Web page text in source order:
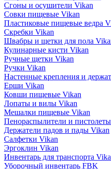
Сгоны и осушители Vikan
Совки пищевые Vikan
Пластиковые пищевые ведра
Скребки Vikan
Швабры и щетки для пола
Кулинарные кисти Vikan
Ручные щетки Vikan
Ручки Vikan
Настенные крепления и
Ерши Vikan
Ковши пищевые Vikan
Лопаты и вилы Vikan
Мешалки пищевые Vikan
Пенораспылители и
Держатели падов и пады Vikan
Салфетки Vikan
Эргоклин Vikan
Инвентарь для транспорта
Уборочный инвентарь FBK